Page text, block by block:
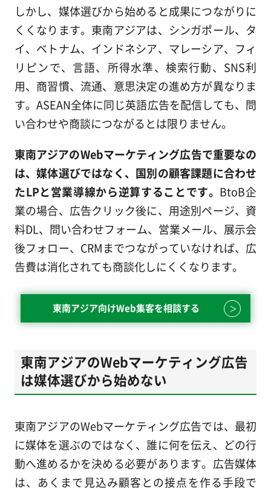
しかし、媒体選びから始めると成果につながりに
くくなります。東南アジアは、シンガポール、タ
イ、ベトナム、インドネシア、マレーシア、フィ
リピンで、言語、所得水準、検索行動、SNS利
用、商習慣、流通、意思決定の進め方が異なりま
す。ASEAN全体に同じ英語広告を配信しても、問
い合わせや商談につながるとは限りません。
東南アジアのWebマーケティング広告で重要なの
は、媒体選びではなく、国別の顧客課題に合わせ
たLPと営業導線から逆算することです。 BtoB企
業の場合、広告クリック後に、用途別ページ、資
料DL、問い合わせフォーム、営業メール、展示会
後フォロー、CRMまでつながっていなければ、広
告費は消化されても商談化しにくくなります。
東南アジア向けWeb集客を相談する
東南アジアのWebマーケティング広告
は媒体選びから始めない
東南アジアのWebマーケティング広告では、最初
に媒体を選ぶのではなく、誰に何を伝え、どの行
動へ進めるかを決める必要があります。広告媒体
は、あくまで見込み顧客との接点を作る手段で